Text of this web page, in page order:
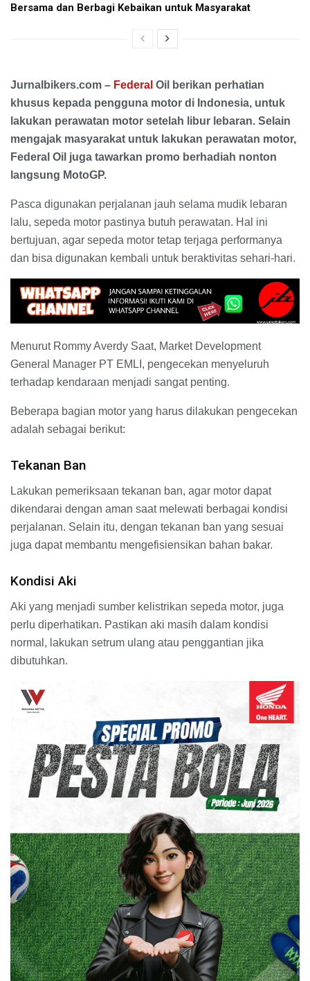
Bersama dan Berbagi Kebaikan untuk Masyarakat
Jurnalbikers.com – Federal Oil berikan perhatian
khusus kepada pengguna motor di Indonesia, untuk
lakukan perawatan motor setelah libur lebaran. Selain
mengajak masyarakat untuk lakukan perawatan motor,
Federal Oil juga tawarkan promo berhadiah nonton
langsung MotoGP.
Pasca digunakan perjalanan jauh selama mudik lebaran
lalu, sepeda motor pastinya butuh perawatan. Hal ini
bertujuan, agar sepeda motor tetap terjaga performanya
dan bisa digunakan kembali untuk beraktivitas sehari-hari.
Menurut Rommy Averdy Saat, Market Development
General Manager PT EMLI, pengecekan menyeluruh
terhadap kendaraan menjadi sangat penting.
Beberapa bagian motor yang harus dilakukan pengecekan
adalah sebagai berikut:
Tekanan Ban
Lakukan pemeriksaan tekanan ban, agar motor dapat
dikendarai dengan aman saat melewati berbagai kondisi
perjalanan. Selain itu, dengan tekanan ban yang sesuai
juga dapat membantu mengefisiensikan bahan bakar.
Kondisi Aki
Aki yang menjadi sumber kelistrikan sepeda motor, juga
perlu diperhatikan. Pastikan aki masih dalam kondisi
normal, lakukan setrum ulang atau penggantian jika
dibutuhkan.